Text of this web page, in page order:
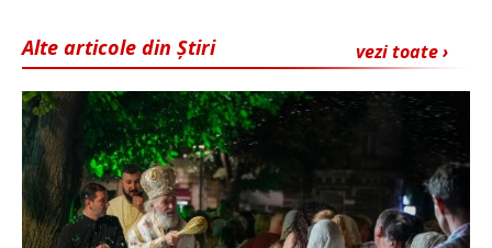
vezi toate ›
Alte articole din Știri